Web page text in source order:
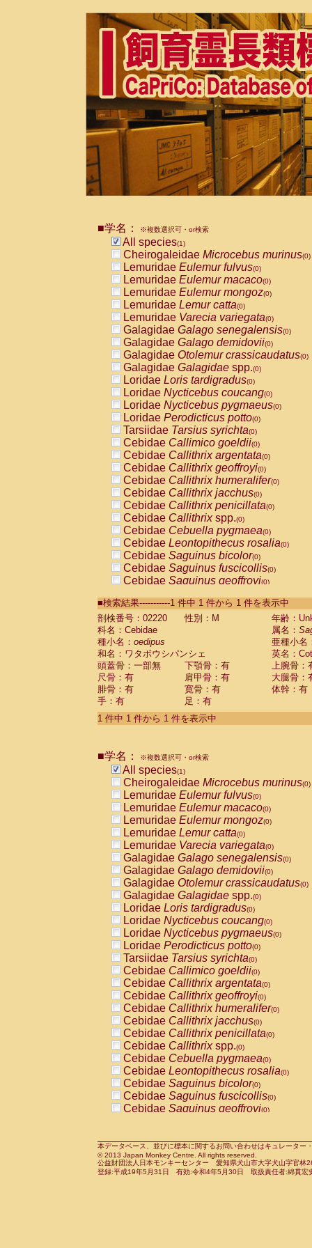
■学名： ※複数選択可・or検索
All species(1)
Cheirogaleidae Microcebus murinus(0)
Lemuridae Eulemur fulvus(0)
Lemuridae Eulemur macaco(0)
Lemuridae Eulemur mongoz(0)
Lemuridae Lemur catta(0)
Lemuridae Varecia variegata(0)
Galagidae Galago senegalensis(0)
Galagidae Galago demidovii(0)
Galagidae Otolemur crassicaudatus(0)
Galagidae Galagidae spp.(0)
Loridae Loris tardigradus(0)
Loridae Nycticebus coucang(0)
Loridae Nycticebus pygmaeus(0)
Loridae Perodicticus potto(0)
Tarsiidae Tarsius syrichta(0)
Cebidae Callimico goeldii(0)
Cebidae Callithrix argentata(0)
Cebidae Callithrix geoffroyi(0)
Cebidae Callithrix humeralifer(0)
Cebidae Callithrix jacchus(0)
Cebidae Callithrix penicillata(0)
Cebidae Callithrixspp.(0)
Cebidae Cebuella pygmaea(0)
Cebidae Leontopithecus rosalia(0)
Cebidae Saguinus bicolor(0)
Cebidae Saguinus fuscicollis(0)
Cebidae Saguinus geoffroyi(0)
CebidaeSaguinus labiatus(0)
Cebidae Saguinus leucopus (0)
Cebidae
Cebidae
CebidaeSaguinus nigricollis (0)
Cebidae Saguinus oedipus
Cebidae Saguinus weddelli
Cebidae Saguinusspp.
Cebidae Aotus trivirgatus
Cebidae Cebus albifrons
CebidaeCebus nigrivittatus
CebidaeCebus
CebidaeSaimiri boliviensis(0)
CebidaeSaimiri sciureus(0)
AtelidaeAlouatta caraya(0)
AtelidaeAlouatta fusca(0)
AtelidaeAlouatta seniculus
AtelidaeAlouattaspp.(0)
AtelidaeAteles belzebuth(0)
AtelidaeAteles geoffroyi(0)
AtelidaeAteles paniscus(0)
AtelidaeAtelesspp.(0)
Atelidae Lagothrix lagothricha
AtelidaeLagothrix lagothricha cana
PitheciidaeCacajao calvus
PitheciidaeCallicebus cupreus
PitheciidaeCallicebus donacophilus
PitheciidaeCallicebus moloch
PitheciidaeCallicebus torquatus
PitheciidaeCallicebusspp.(0)
PitheciidaeChiropotes satanas(0)
PitheciidaePithecia monachus
PitheciidaePithecia pithecia(0)
CercopithecidaeCercocebus agilis
CercopithecidaeCercocebus
CercopithecidaeCercocebus
CercopithecidaeCercocebus
CercopithecidaeCercocebus
CercopithecidaeCercocebushybrid
CercopithecidaePapio anubis(0)
CercopithecidaePapio cynocephalus
CercopithecidaePapio hamadryas(0)
■検索結果-----------1 件中 1 件から 1 件を表示中
剖検番号：02220
性別：M
年齢：
科名：Cebidae
属名：
種小名： oedipus
亜種小名
和名：ワタボウシパンシェ
英名：
頭蓋骨：一部無
下顎骨：有
上腕骨：
尺骨：有
肩甲骨：有
大腿骨：
腓骨：有
寛骨：有
体幹：有
手：有
足：有
1 件中 1 件から 1 件を表示中
■学名： ※複数選択可・or検索
All species(1)
Cheirogaleidae Microcebus murinus(0)
Lemuridae Eulemur fulvus(0)
Lemuridae Eulemur macaco(0)
Lemuridae Eulemur mongoz(0)
Lemuridae Lemur catta(0)
Lemuridae Varecia variegata(0)
Galagidae Galago senegalensis(0)
Galagidae Galago demidovii(0)
Galagidae Otolemur crassicaudatus(0)
Galagidae Galagidae spp.(0)
Loridae Loris tardigradus(0)
Loridae Nycticebus coucang(0)
Loridae Nycticebus pygmaeus(0)
Loridae Perodicticus potto(0)
Tarsiidae Tarsius syrichta(0)
Cebidae Callimico goeldii(0)
Cebidae Callithrix argentata(0)
Cebidae Callithrix geoffroyi(0)
Cebidae Callithrix humeralifer(0)
Cebidae Callithrix jacchus(0)
Cebidae Callithrix penicillata(0)
Cebidae Callithrixspp.(0)
Cebidae Cebuella pygmaea(0)
Cebidae Leontopithecus rosalia(0)
Cebidae Saguinus bicolor(0)
Cebidae Saguinus fuscicollis(0)
Cebidae Saguinus geoffroyi(0)
CebidaeSaguinus leucopus(0)
CebidaeSaguinus midas(0)
Cebidae Saguinus mystax(0)
本データベース、並びに標本に関するお問い合わせはキュレータ
© 2013 Japan Monkey Centre. All rights reserved.
公益財団法人日本モンキーセンター 愛知県犬山市大字犬山字官
登録:平成19年5月31日 有効:令和4年5月30日 取扱責任者:綿貫宏